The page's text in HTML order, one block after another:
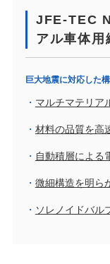
JFE-TEC
アル車体
巨大地震に対応した
マルチマテリア
材料の品質を高
自動積層による
微細構造を明ら
ソレノイドバル